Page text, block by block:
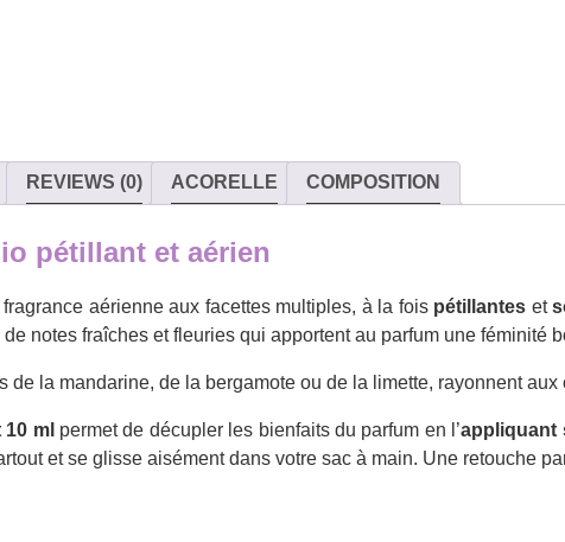
REVIEWS (0) ACORELLE COMPOSITION
pétillant et aérien
aérienne aux facettes multiples, à la fois pétillantes et
notes fraîches et fleuries qui apportent au parfum une féminité
de la mandarine, de la bergamote ou de la limette, rayonnent
ml permet de décupler les bienfaits du parfum en l’appliquant
et se glisse aisément dans votre sac à main. Une retouche